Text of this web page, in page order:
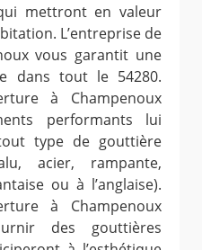
mettront en valeur
L’entreprise de
vous garantit une
dans tout le 54280.
à Champenoux
performants lui
type de gouttière
acier, rampante,
ou à l’anglaise).
à Champenoux
des gouttières